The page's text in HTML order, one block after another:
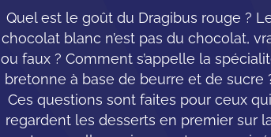
Quel est le goût du Dragibus rouge ?
chocolat blanc n’est pas du chocolat,
ou faux ? Comment s’appelle la
bretonne à base de beurre et de sucre
Ces questions sont faites pour ceux qui
regardent les desserts en premier sur